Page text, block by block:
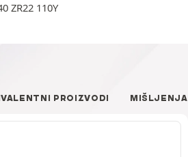
ZR22 110Y
PROIZVODI MIŠLJENJA